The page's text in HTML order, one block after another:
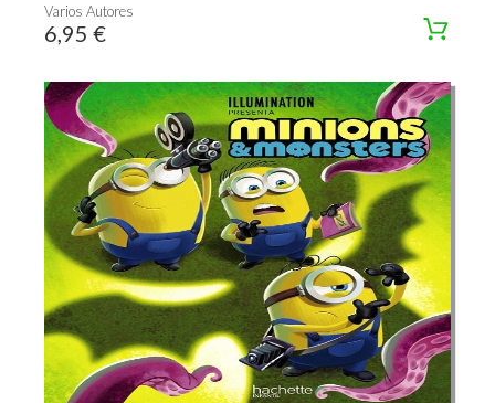
Varios Autores
6,95 €